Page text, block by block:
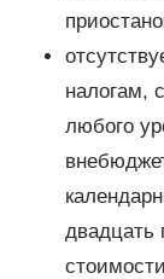
налогам,
любого
двадцать